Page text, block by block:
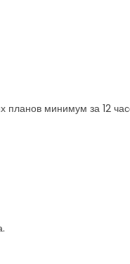
планов минимум за 12